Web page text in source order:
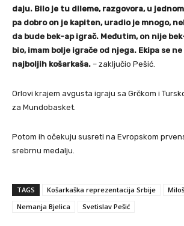
daju. Bilo je tu dileme, razgovora, u
pa dobro on je kapiten, uradio je mnogo,
da bude bek-ap igrač. Međutim, on nije
bio, imam bolje igrače od njega. Ekipa se
najboljih košarkaša. – zaključio Pešić.
Orlovi krajem avgusta igraju sa Grčkom i
za Mundobasket.
Potom ih očekuju susreti na Evropskom
srebrnu medalju.
TAGS Košarkaška reprezentacija Srbije
Nemanja Bjelica
Svetislav Pešić